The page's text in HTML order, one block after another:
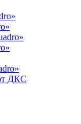
ДКС